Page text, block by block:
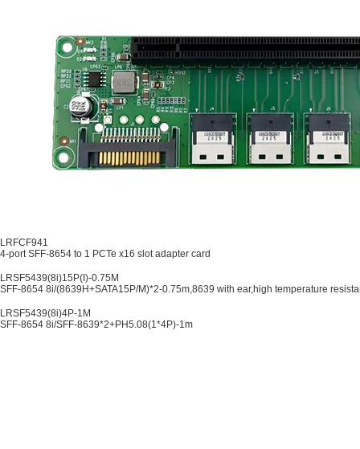
LRFCF941
4-port SFF-8654 to 1 PCTe x16 slot adapter card
LRSF5439(8i)15P(I)-0.75M
SFF-8654 8i/(8639H+SATA15P/M)*2-0.75m,8639 with ear,high temperature
LRSF5439(8i)4P-1M
SFF-8654 8i/SFF-8639*2+PH5.08(1*4P)-1m